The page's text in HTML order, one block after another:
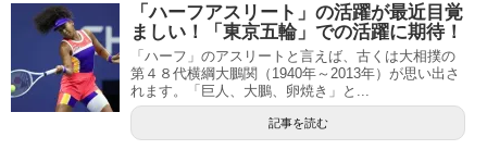
「ハーフアスリート」の活躍が最近目覚
ましい！「東京五輪」での活躍に期待！
「ハーフ」のアスリートと言えば、古くは大相撲の
第４８代横綱大鵬関（1940年～2013年）が思い出さ
れます。「巨人、大鵬、卵焼き」と...
記事を読む